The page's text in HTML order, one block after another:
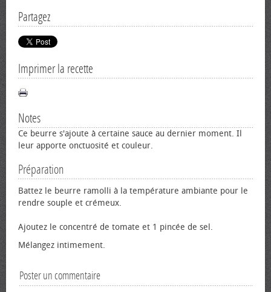
Partagez
Imprimer la recette
Notes
Ce beurre s'ajoute à certaine sauce au dernier moment. Il
leur apporte onctuosité et couleur.
Préparation
Battez le beurre ramolli à la température ambiante pour le
rendre souple et crémeux.
Ajoutez le concentré de tomate et 1 pincée de sel.
Mélangez intimement.
Poster un commentaire